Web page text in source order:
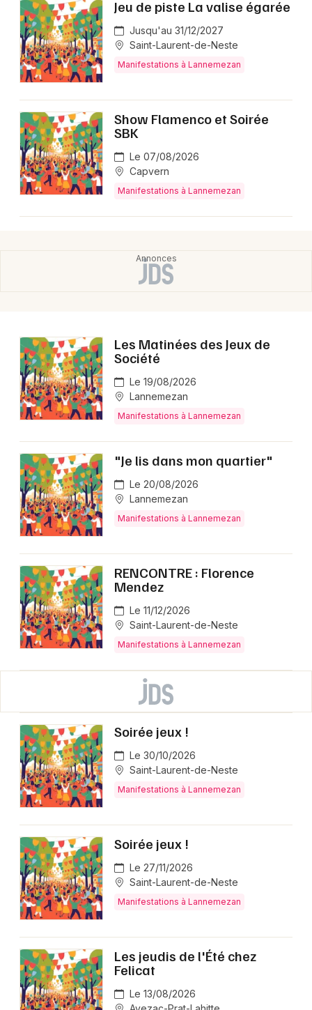
Jeu de piste La valise égarée
Jusqu'au 31/12/2027
Saint-Laurent-de-Neste
Manifestations à Lannemezan
Show Flamenco et Soirée
SBK
Le 07/08/2026
Capvern
Manifestations à Lannemezan
Les Matinées des Jeux de
Société
Le 19/08/2026
Lannemezan
Manifestations à Lannemezan
"Je lis dans mon quartier"
Le 20/08/2026
Lannemezan
Manifestations à Lannemezan
RENCONTRE : Florence
Mendez
Le 11/12/2026
Saint-Laurent-de-Neste
Manifestations à Lannemezan
Soirée jeux !
Le 30/10/2026
Saint-Laurent-de-Neste
Manifestations à Lannemezan
Soirée jeux !
Le 27/11/2026
Saint-Laurent-de-Neste
Manifestations à Lannemezan
Les jeudis de l'Été chez
Felicat
Le 13/08/2026